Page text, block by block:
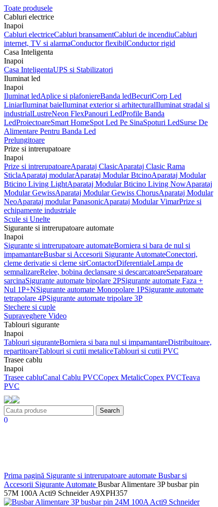
Toate produsele
Cabluri electrice
Inapoi
Cabluri electriceCabluri bransamentCabluri de incendiuCabluri
internet, TV si alarmaConductor flexibilConductor rigid
Casa Inteligenta
Inapoi
Casa InteligentaUPS si Stabilizatori
Iluminat led
Inapoi
Iluminat ledAplice si plafoniereBanda ledBecuriCorp Led
LiniarIluminat baieIluminat exterior si arhitecturalIluminat stradal si
industrialLustreNeon FlexPanouri LedProfile Banda
LedProiectoareSmart HomeSpot Led Pe SinaSpoturi LedSurse De
Alimentare Pentru Banda Led
Prelungitoare
Prize si intrerupatoare
Inapoi
Prize si intrerupatoareAparataj ClasicAparataj Clasic Rama
SticlaAparataj modularAparataj Modular BtcinoAparataj Modular
Bticino Living LightAparataj Modular Bticino Living NowAparataj
Modular GewissAparataj Modular Gewiss ChorusAparataj Modular
NeoAparataj modular PanasonicAparataj Modular VimarPrize si
echipamente industriale
Scule si Unelte
Sigurante si intrerupatoare automate
Inapoi
Sigurante si intrerupatoare automateBorniera si bara de nul si
impamantareBusbar si Accesorii Sigurante AutomateConectori,
cleme derivatie si cleme sirContactorDiferentialeLampa de
semnalizareRelee, bobina declansare si descarcatoareSeparatoare
sarcinaSigurante automate bipolare 2PSigurante automate Faza +
Nul 1P+NSigurante automate Monopolare 1PSigurante automate
tetrapolare 4PSigurante automate tripolare 3P
Stechere si cuple
Supraveghere Video
Tablouri sigurante
Inapoi
Tablouri siguranteBorniera si bara nul si impamantareDistribuitoare,
repartitoareTablouri si cutii metaliceTablouri si cutii PVC
Trasee cablu
Inapoi
Trasee cabluCanal Cablu PVCCopex MetalicCopex PVCTeava
PVC
Search
0
Prima pagină Sigurante si intrerupatoare automate Busbar si
Accesorii Sigurante Automate Busbar Alimentare 3P busbar pin
57M 100A Acti9 Schneider A9XPH357